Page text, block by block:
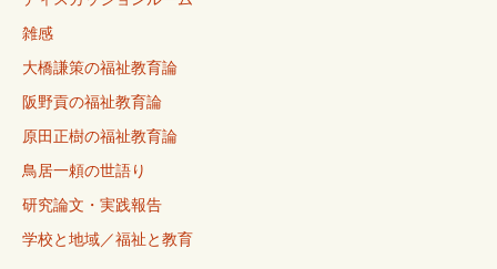
雑感
大橋謙策の福祉教育論
阪野貢の福祉教育論
原田正樹の福祉教育論
鳥居一頼の世語り
研究論文・実践報告
学校と地域／福祉と教育